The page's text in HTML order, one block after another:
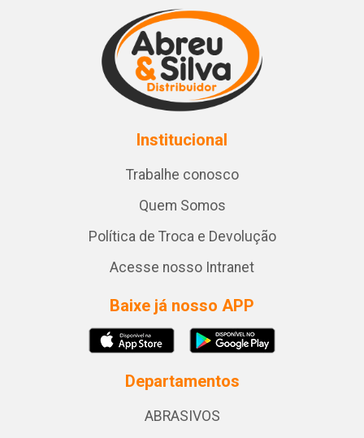
Institucional
Trabalhe conosco
Quem Somos
Política de Troca e Devolução
Acesse nosso Intranet
Baixe já nosso APP
Departamentos
ABRASIVOS